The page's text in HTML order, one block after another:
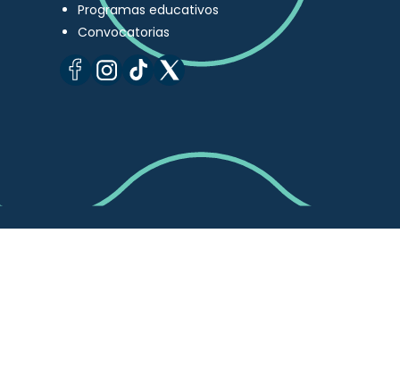
Programas educativos
Convocatorias